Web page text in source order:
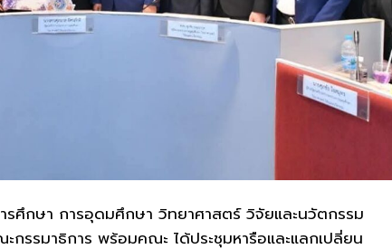
ศึกษา การอุดมศึกษา วิทยาศาสตร์ วิจัยและนวัตกรรม
รรมาธิการ พร้อมคณะ ได้ประชุมหารือและแลกเปลี่ยน